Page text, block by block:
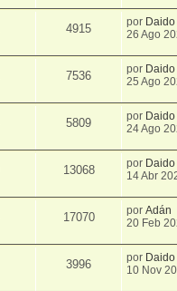
4915 por Daido
26 Ago
7536 por Daido
25 Ago
5809 por Daido
24 Ago
13068 por Daido
14 Abr
17070 porAdán
20 Feb
3996 por Daido
10 Nov